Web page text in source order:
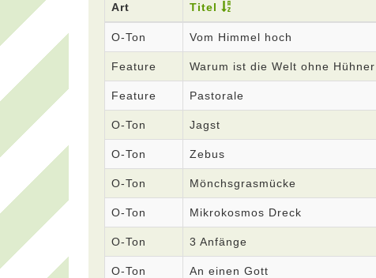
Art
Titel
O-Ton Vom Himmel hoch
Feature Warum ist die Welt ohne
Feature Pastorale
O-Ton Jagst
O-Ton Zebus
O-Ton Mönchsgrasmücke
O-Ton Mikrokosmos Dreck
O-Ton 3 Anfänge
O-Ton An einen Gott